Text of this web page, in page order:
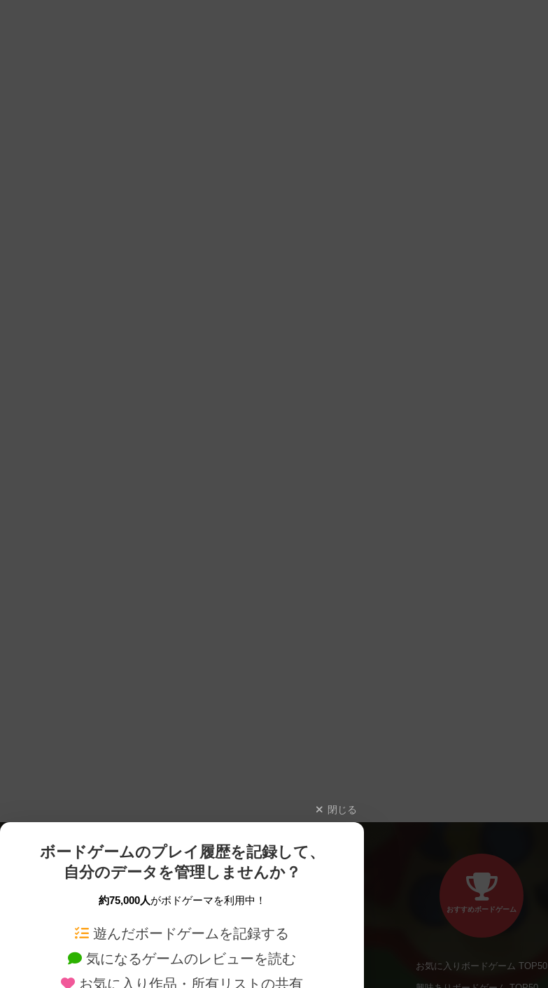
閉じる
ボードゲームのプレイ履歴を記録して、
自分のデータを管理しませんか？
約75,000人がボドゲーマを利用中！
遊んだボードゲームを記録する
気になるゲームのレビューを読む
お気に入り作品・所有リストの共有
ボードゲームを検索する 新作・再入荷情報
おすすめボードゲーム
お気に入りボードゲーム TOP50